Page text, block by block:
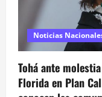
Noticias
Tohá ante
Florida en Plan